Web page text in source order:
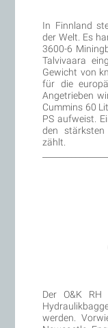
In Finnland
der Welt. Es
3600-6
Talvivaara
Gewicht von
für die
Angetrieben
Cummins 60
PS aufweist.
den
zählt.
Der O&K
werden.